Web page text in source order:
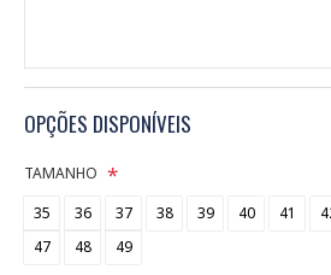
OPÇÕES DISPONÍVEIS
TAMANHO
35
36 37 38 39 40 41
47
48 49